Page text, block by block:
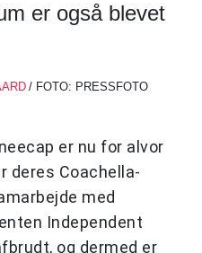
er også blevet
/ FOTO: PRESSFOTO
er nu for alvor
deres Coachella-
med
Independent
og dermed er